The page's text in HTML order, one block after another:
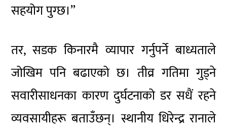
सहयोग पुग्छ।”
तर, सडक किनारमै व्यापार गर्नुपर्ने बाध्यताले
जोखिम पनि बढाएको छ। तीव्र गतिमा गुड्ने
सवारीसाधनका कारण दुर्घटनाको डर सधैं रहने
व्यवसायीहरू बताउँछन्। स्थानीय धिरेन्द्र रानाले